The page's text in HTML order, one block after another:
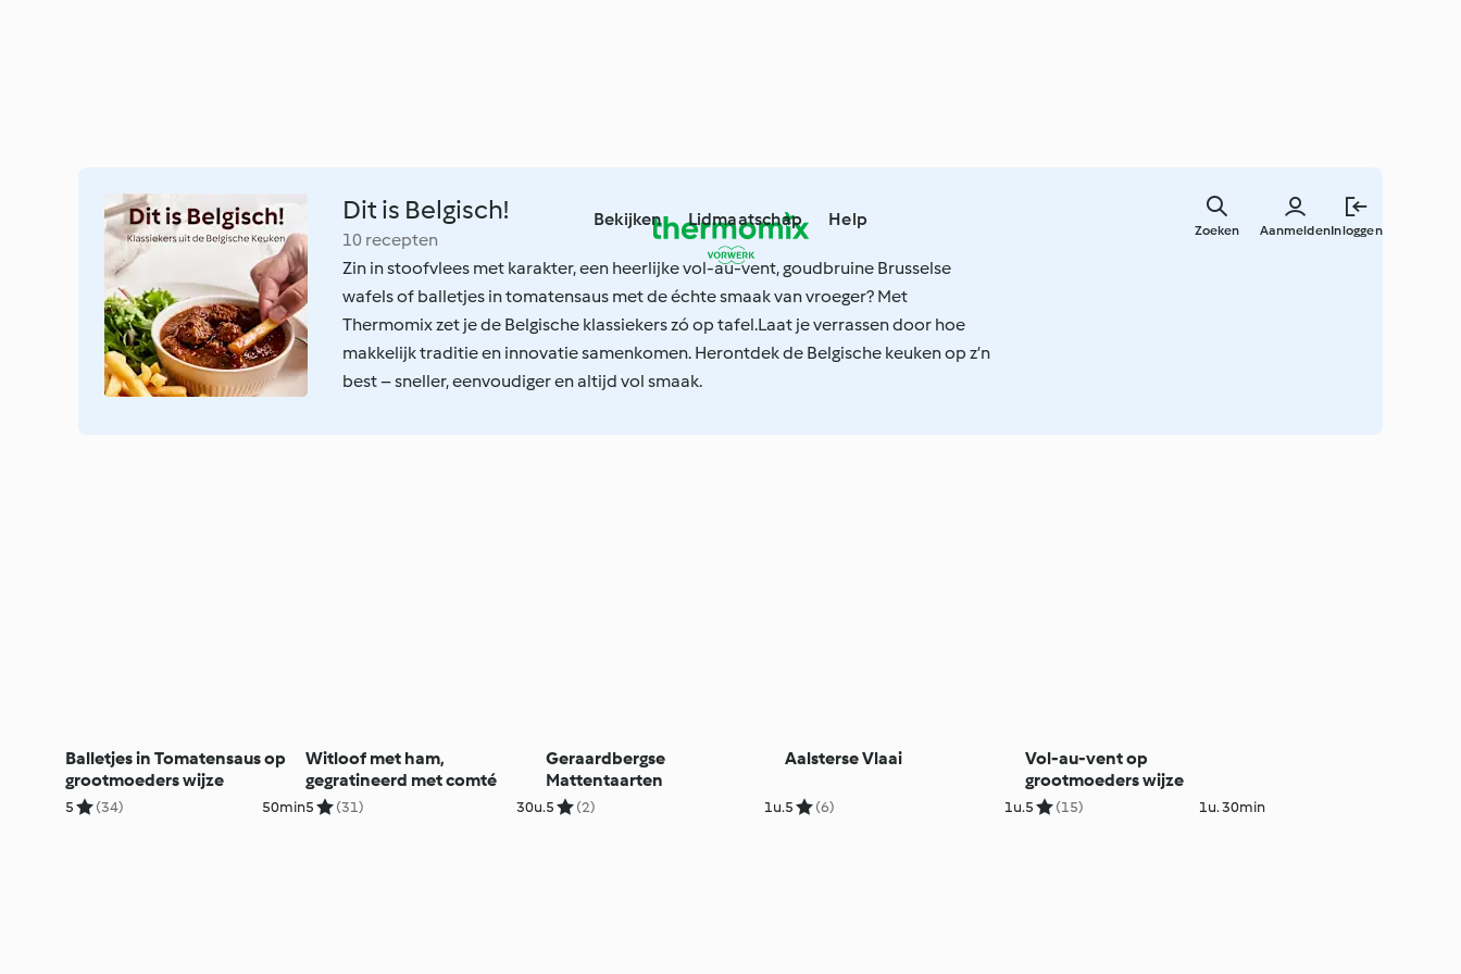
Bekijken Lidmaatschap Help
AanmeldenInloggen
Zoeken
Dit is Belgisch!
10 recepten
Zin in stoofvlees met karakter, een heerlijke vol-au-vent, goudbruine Brusselse
wafels of balletjes in tomatensaus met de échte smaak van vroeger? Met
Thermomix zet je de Belgische klassiekers zó op tafel.Laat je verrassen door hoe
makkelijk traditie en innovatie samenkomen. Herontdek de Belgische keuken op z’n
best – sneller, eenvoudiger en altijd vol smaak.
Balletjes in Tomatensaus op
grootmoeders wijze
5 (34) 50min
Witloof met ham,
gegratineerd met comté
5 (31) 30u.
Geraardbergse
Mattentaarten
5 (2) 1u.
Aalsterse Vlaai
5 (6) 1u.
Vol-au-vent op
grootmoeders wijze
5 (15) 1u. 30min